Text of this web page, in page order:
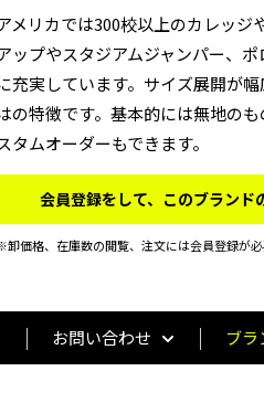
メリカでは300校以上のカレッ
ップやスタジアムジャンパー、
充実しています。サイズ展開が
の特徴です。基本的には無地の
タムオーダーもできます。
会員登録をして、このブランド
卸価格、在庫数の閲覧、注文には会員登録が必
お問い合わせ ブ